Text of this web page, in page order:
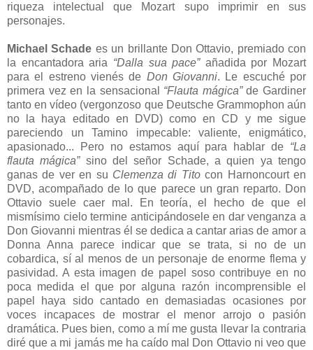
riqueza intelectual que Mozart supo imprimir en sus
personajes.
Michael Schade es un brillante Don Ottavio, premiado con
la encantadora aria “Dalla sua pace”añadida por Mozart
para el estreno vienés de Don Giovanni. Le escuché por
primera vez en la sensacional “Flauta mágica”de Gardiner
tanto en vídeo (vergonzoso que Deutsche Grammophon aún
no la haya editado en DVD) como en CD y me sigue
pareciendo un Tamino impecable: valiente, enigmático,
apasionado... Pero no estamos aquí para hablar de “La
flauta mágica”sino del señor Schade, a quien ya tengo
ganas de ver en su Clemenza di Titocon Harnoncourt en
DVD, acompañado de lo que parece un gran reparto. Don
Ottavio suele caer mal. En teoría, el hecho de que el
mismísimo cielo termine anticipándosele en dar venganza a
Don Giovanni mientras él se dedica a cantar arias de amor a
Donna Anna parece indicar que se trata, si no de un
cobardica, sí al menos de un personaje de enorme flema y
pasividad. A esta imagen de papel soso contribuye en no
poca medida el que por alguna razón incomprensible el
papel haya sido cantado en demasiadas ocasiones por
voces incapaces de mostrar el menor arrojo o pasión
dramática. Pues bien, como a mí me gusta llevar la contraria
diré que a mi jamás me ha caído mal Don Ottavio ni veo que